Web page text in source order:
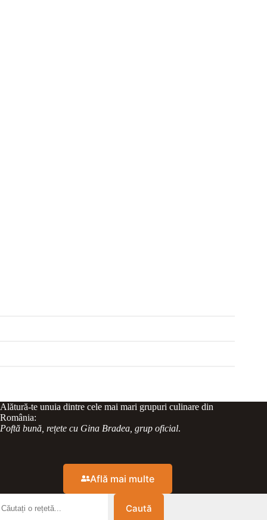
Alătură-te unuia dintre cele mai mari grupuri culinare din
România:
Poftă bună, rețete cu Gina Bradea, grup oficial.
Află mai multe
Caută